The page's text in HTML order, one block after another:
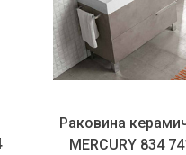
Раковина
MERCURY 834